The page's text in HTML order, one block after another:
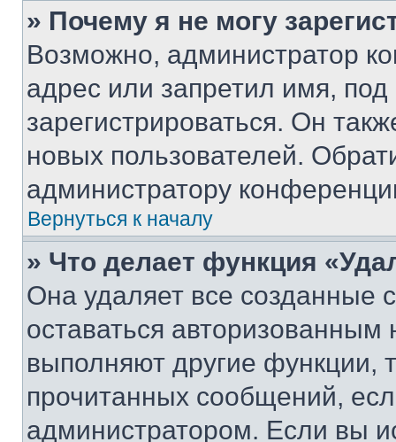
» Почему я не могу
Возможно, администратор
адрес или запретил имя,
зарегистрироваться. Он
новых пользователей.
администратору
Вернуться к началу
» Что делает функция
Она удаляет все созданные
оставаться
выполняют другие функции,
прочитанных сообщений,
администратором. Если вы